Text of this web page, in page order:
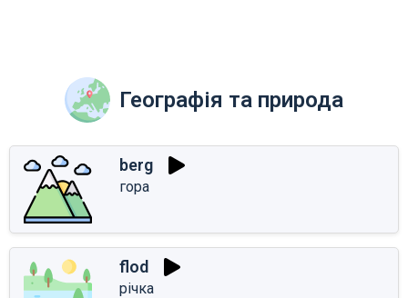
Географія та природа
berg
гора
flod
річка